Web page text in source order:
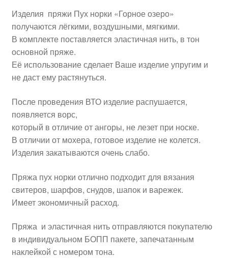
Изделия пряжи Пух норки «Горное озеро»
получаются лёгкими, воздушными, мягкими.
В комплекте поставляется эластичная нить, в тон
основной пряже.
Её использование сделает Ваше изделие упругим и
не даст ему растянуться.
После проведения ВТО изделие распушается,
появляется ворс,
который в отличие от ангоры, не лезет при носке.
В отличии от мохера, готовое изделие не колется.
Изделия закатываются очень слабо.
Пряжа пух норки отлично подходит для вязания
свитеров, шарфов, снудов, шапок и варежек.
Имеет экономичный расход.
Пряжа и эластичная нить отправляются покупателю
в индивидуальном БОПП пакете, запечатанным
наклейкой с номером тона.